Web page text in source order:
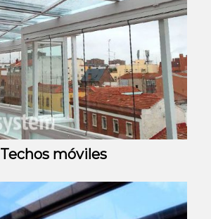
Techos móviles